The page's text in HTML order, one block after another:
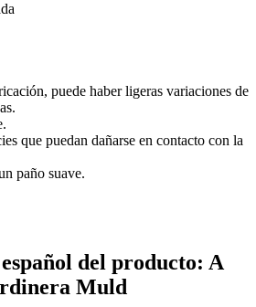
puede haber ligeras variaciones de
que puedan dañarse en contacto con la
paño suave.
del producto: A
Muld